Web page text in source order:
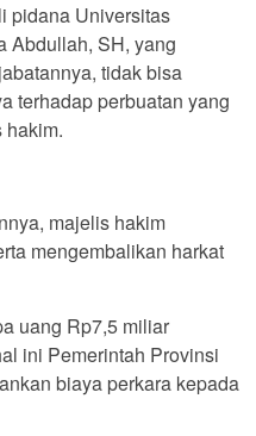
pidana Universitas
Abdullah, SH, yang
tidak bisa
terhadap perbuatan yang
hakim.
majelis hakim
mengembalikan harkat
uang Rp7,5 miliar
ini Pemerintah Provinsi
biaya perkara kepada